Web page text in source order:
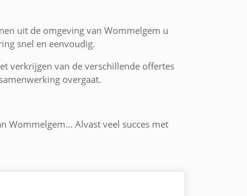
uit de omgeving van Wommelgem u
snel en eenvoudig.
verkrijgen van de verschillende offertes
overgaat.
Wommelgem... Alvast veel succes met